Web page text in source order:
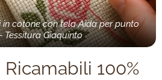
cotone con tela Aida per punto
Tessitura Giaquinto
100%